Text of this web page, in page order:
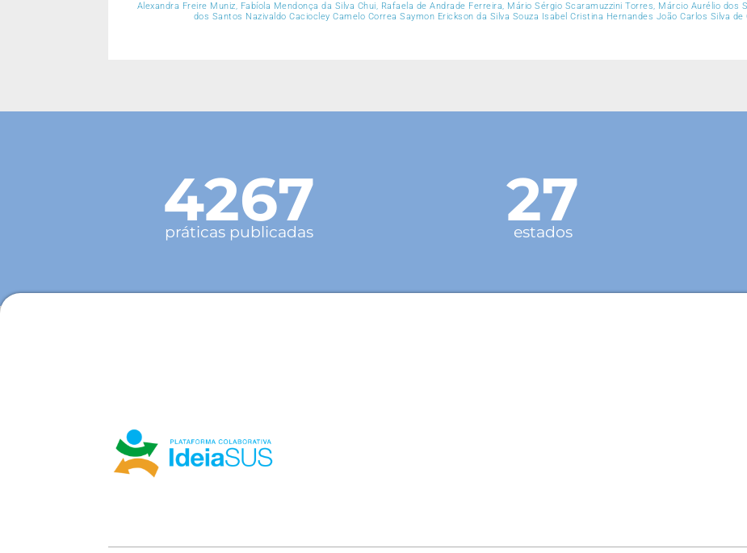
Alexandra Freire Muniz, Fabíola Mendonça da Silva Chui, Rafaela de Andrade Ferreira, Mário Sérgio Scaramuzzini Torres, Márcio Aurélio
dos Santos Nazivaldo Caciocley Camelo Correa Saymon Erickson da Silva Souza Isabel Cristina Hernandes João Carlos Silva de
4267
práticas publicadas 27
estados